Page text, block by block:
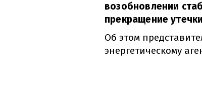
возобновлении
прекращение
Об этом
энергетическому